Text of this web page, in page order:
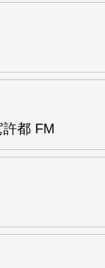
都 FM